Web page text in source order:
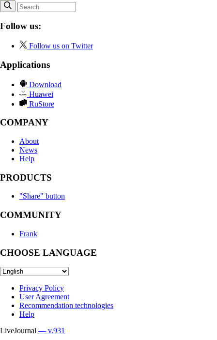
Follow us:
Follow us on Twitter
Applications
Download
Huawei
RuStore
COMPANY
About
News
Help
PRODUCTS
"Share" button
COMMUNITY
Frank
CHOOSE LANGUAGE
Privacy Policy
User Agreement
Recommendation technologies
Help
LiveJournal — v.931